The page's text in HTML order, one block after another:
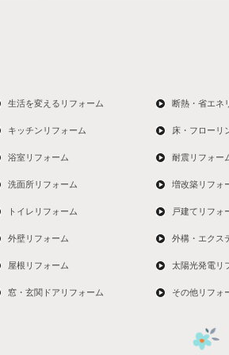
生活を変えるリフォーム
キッチンリフォーム
浴室リフォーム
洗面所リフォーム
トイレリフォーム
外壁リフォーム
屋根リフォーム
窓・玄関ドアリフォーム
断熱・省エネ
床・フローリ
耐震リフォー
増改築リフォ
戸建てリフォ
外構・エクス
太陽光発電リ
その他リフォ